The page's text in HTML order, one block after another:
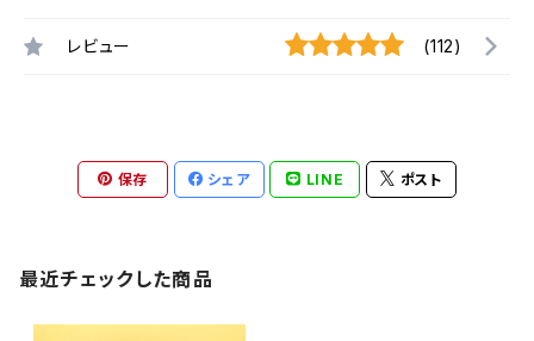
レビュー (112)
保存 シェア LINE ポスト
最近チェックした商品